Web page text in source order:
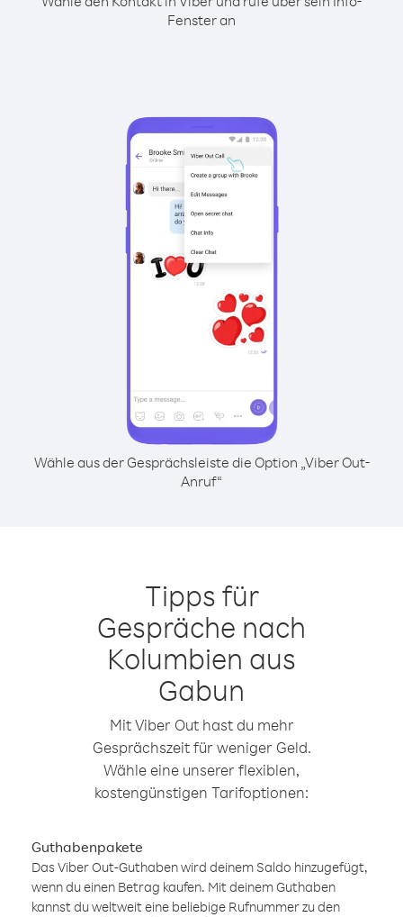
Fenster an
Wähle aus der Gesprächsleiste die Option „Viber Out-
Anruf“
Tipps für
Gespräche nach
Kolumbien aus
Gabun
Mit Viber Out hast du mehr
Gesprächszeit für weniger Geld.
Wähle eine unserer flexiblen,
kostengünstigen Tarifoptionen:
Guthabenpakete
Das Viber Out-Guthaben wird deinem Saldo hinzugefügt,
wenn du einen Betrag kaufen. Mit deinem Guthaben
kannst du weltweit eine beliebige Rufnummer zu den